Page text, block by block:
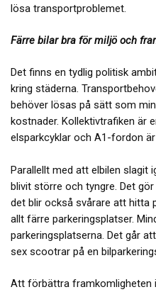
lösa transportproblemet.
Färre bilar bra för miljö och
Det finns en tydlig politisk
kring städerna.
behöver lösas på sätt som
kostnader. Kollektivtrafiken är
elsparkcyklar och A1-fordon
Parallellt med att elbilen slagit
blivit större och tyngre. Det
det blir också svårare att hitta
allt färre parkeringsplatser.
parkeringsplatserna. Det går
sex scootrar på en
Att förbättra framkomligheten